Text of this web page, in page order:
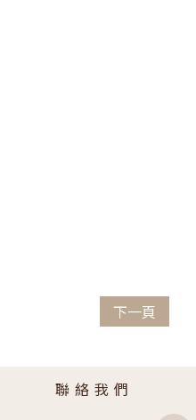
下一頁
聯絡我們